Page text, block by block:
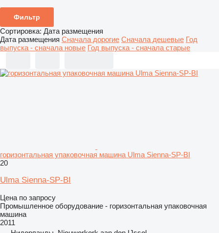
Фильтр
Сортировка: Дата размещения
Дата размещения Сначала дорогие Сначала дешевые Год
выпуска - сначала новые Год выпуска - сначала старые
горизонтальная упаковочная машина Ulma Sienna-SP-BI
20
Ulma Sienna-SP-BI
Цена по запросу
Промышленное оборудование - горизонтальная упаковочная
машина
2011